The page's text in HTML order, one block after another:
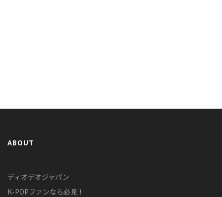
ABOUT
ディオデオジャパン
K-POPファンなら必見！